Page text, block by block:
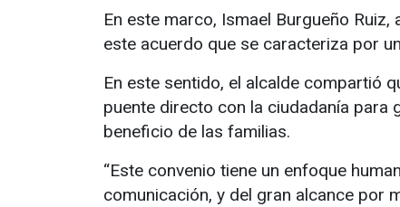
En este marco, Ismael Burgueño
este acuerdo que se caracteriza por
En este sentido, el alcalde compartió
puente directo con la ciudadanía para
beneficio de las familias.
“Este convenio tiene un enfoque
comunicación, y del gran alcance por